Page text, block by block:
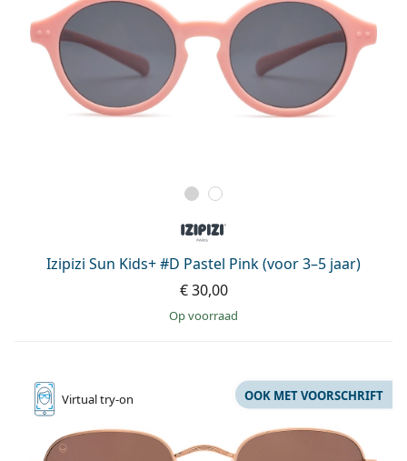
Izipizi Sun Kids+ #D Pastel Pink (voor 3–5 jaar)
€ 30,00
op voorraad
Virtualtry-on OOK MET VOORSCHRIFT